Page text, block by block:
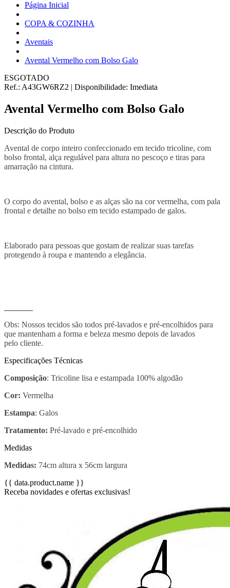
Página Inicial
COPA & COZINHA
Aventais
Avental Vermelho com Bolso Galo
ESGOTADO
Ref.: A43GW6RZ2 | Disponibilidade: Imediata
Avental Vermelho com Bolso Galo
Descrição do Produto
Avental de corpo inteiro confeccionado em tecido tricoline, com
bolso frontal, alça regulável para altura no pescoço e tiras para
amarração na cintura.
O corpo do avental, bolso e as alças são na cor vermelha, com pala
frontal e detalhe no bolso em tecido estampado de galos.
Elaborado para pessoas que gostam de realizar suas tarefas
protegendo à roupa e mantendo a elegância.
Obs: Nossos tecidos são todos pré-lavados e pré-encolhidos para
que mantenham a forma e beleza mesmo depois de lavados
pelo cliente.
Especificações Técnicas
Composição: Tricoline lisa e estampada 100% algodão
Cor: Vermelha
Estampa: Galos
Tratamento: Pré-lavado e pré-encolhido
Medidas
Medidas: 74cm altura x 56cm largura
{{ data.product.name }}
Receba novidades e ofertas exclusivas!